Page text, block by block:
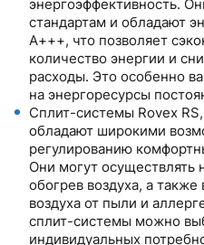
энергоэффективность.
стандартам и обладают
A+++, что позволяет
количество энергии и
расходы. Это особенно
на энергоресурсы
Сплит-системы Rovex
обладают широкими
регулированию
Они могут осуществлять
обогрев воздуха, а
воздуха от пыли и
сплит-системы можно
индивидуальных